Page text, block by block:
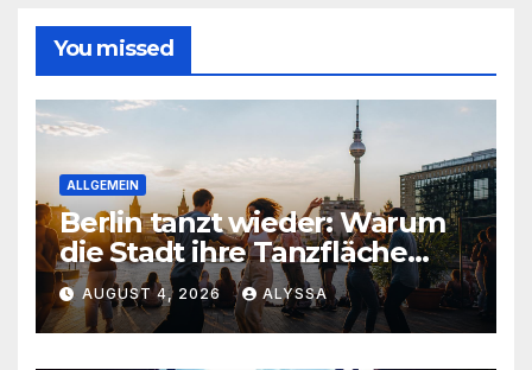
You missed
ALLGEMEIN
Berlin tanzt wieder: Warum
die Stadt ihre Tanzfläche
gerade neu entdeckt
AUGUST 4, 2026 ALYSSA